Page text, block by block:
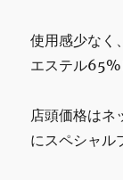
使用感少なく
エステル
店頭価格はネ
にスペシャル